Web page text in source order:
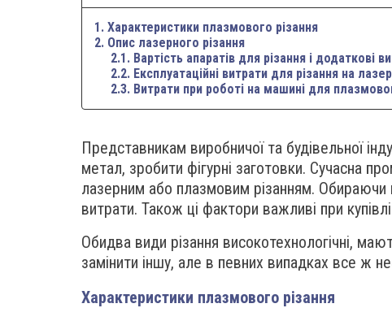
1. Характеристики плазмового різання
2. Опис лазерного різання
2.1. Вартість апаратів для різання і додаткові
2.2. Експлуатаційні витрати для різання на
2.3. Витрати при роботі на машині для
Представникам виробничої та будівельної
метал, зробити фігурні заготовки. Сучасна
лазерним або плазмовим різанням. Обираючи
витрати. Також ці фактори важливі при
Обидва види різання високотехнологічні,
замінити іншу, але в певних випадках все ж
Характеристики плазмового різання